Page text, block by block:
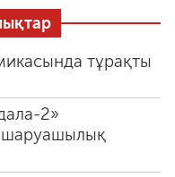
тұрақты
2»
шаруашылық